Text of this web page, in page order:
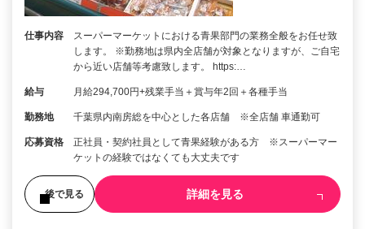
仕事内容
スーパーマーケットにおける青果部門の業務全般をお任せ致
します。 ※勤務地は県内全店舗が対象となりますが、ご自宅
から近い店舗等考慮致します。 https:…
給与 月給294,700円+残業手当＋賞与年2回＋各種手当
勤務地 千葉県内南房総を中心とした各店舗 ※全店舗 車通勤可
応募資格
正社員・契約社員として青果経験がある方 ※スーパーマー
ケットの経験ではなくても大丈夫です
後で見る 詳細を見る